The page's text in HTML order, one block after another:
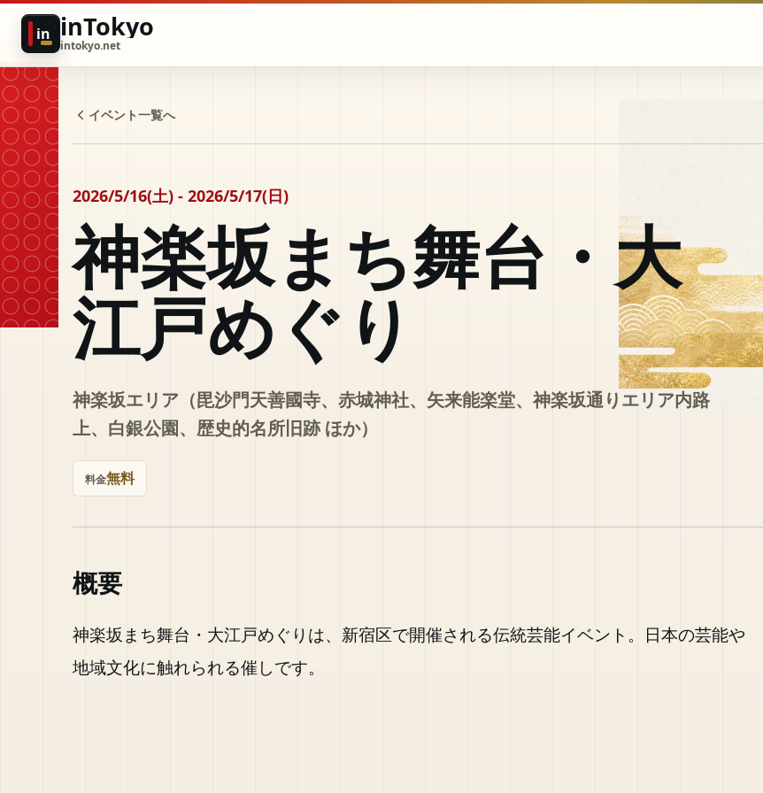
in inTokyo
intokyo.net
イベント一覧へ
2026/5/16(土) - 2026/5/17(日)
神楽坂まち舞台・大
江戸めぐり
神楽坂エリア（毘沙門天善國寺、赤城神社、矢来能楽堂、神楽坂通りエリア内路
上、白銀公園、歴史的名所旧跡 ほか）
料金無料
概要
神楽坂まち舞台・大江戸めぐりは、新宿区で開催される伝統芸能イベント。日本の芸能や
地域文化に触れられる催しです。